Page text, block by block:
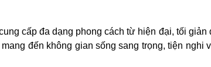
cấp đa dạng phong cách từ hiện đại, tối giản
đến không gian sống sang trọng, tiện nghi